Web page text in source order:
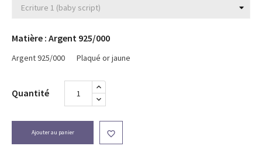
Matière : Argent 925/000
Argent 925/000 Plaqué or jaune
Quantité
Ajouter au panier 